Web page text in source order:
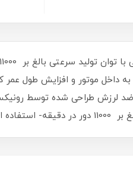
به داخل موتور و افزایش
لرزش طراحی شده توسط